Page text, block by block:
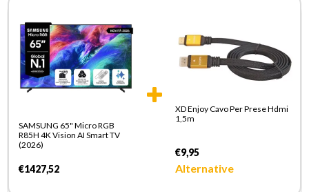
SAMSUNG 65" Micro RGB
R85H 4K Vision AI Smart TV
(2026)
€1427,52
XD Enjoy Cavo Per Prese Hdmi
1,5m
€9,95
Alternative